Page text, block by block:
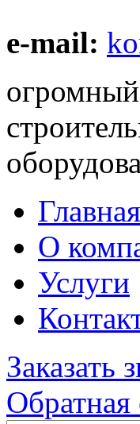
e-mail:
Главная
О
Услуги
Заказать
Обратная